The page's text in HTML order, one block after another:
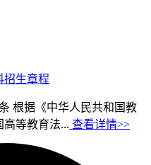
招生章程
据《中华人民共和国教
高等教育法... 查看详情>>